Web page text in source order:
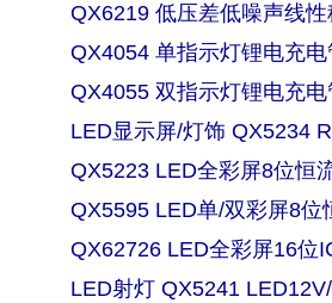
QX6219 低压差低噪声线
QX4054 单指示灯锂电充
QX4055 双指示灯锂电充
LED显示屏/灯饰 QX5234
QX5223 LED全彩屏8位恒
QX5595 LED单/双彩屏8位
QX62726 LED全彩屏16位
LED射灯 QX5241